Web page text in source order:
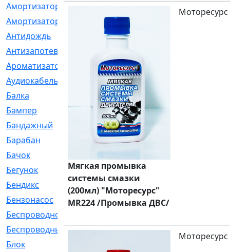
Амортизатор
Амортизаторы
[21]
Антидождь
[1]
Антизапотеватель
Ароматизатор
[35]
Аудиокабель
[2]
Балка
[58]
Бампер
[137]
Бандажный
[6]
Барабан
[5]
Бачок
Бегунок
[21]
Бендикс
[26]
Бензонасос
[17]
Беспроводное
Беспроводные
[1]
Блок
Мягкая промывка
системы смазки
(200мл) "Моторесурс"
MR224 /Промывка ДВС/
Моторесурс
Моторесурс